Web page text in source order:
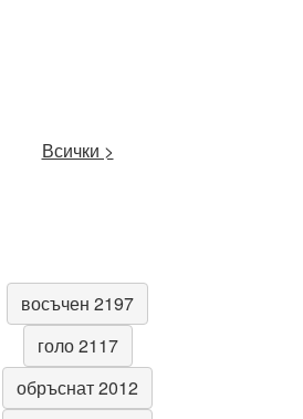
Всички >
восъчен 2197
голо 2117
обръснат 2012